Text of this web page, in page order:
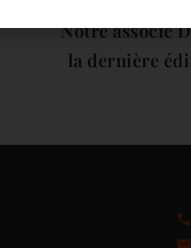
Notre associé
la dernière